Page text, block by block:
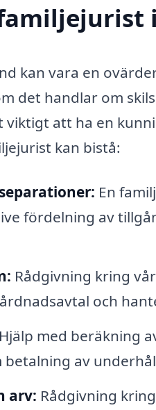
kan vara en
det handlar om
att ha en
kan bistå:
En
fördelning av
Rådgivning kring
och
Hjälp med beräkning
av
arv: Rådgivning